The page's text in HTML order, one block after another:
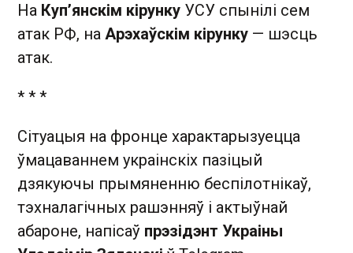
На Куп’янскім кірунку УСУ спынілі сем
атак РФ, на Арэхаўскім кірунку — шэсць
атак.
* * *
Сітуацыя на фронце характарызуецца
ўмацаваннем украінскіх пазіцый
дзякуючы прымяненню беспілотнікаў,
тэхналагічных рашэнняў і актыўнай
абароне, напісаў прэзідэнт Украіны